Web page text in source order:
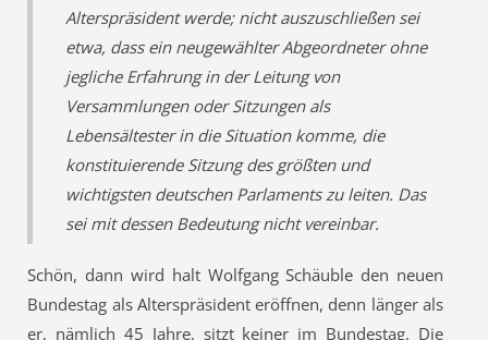
Alterspräsident werde; nicht auszuschließen sei
etwa, dass ein neugewählter Abgeordneter ohne
jegliche Erfahrung in der Leitung von
Versammlungen oder Sitzungen als
Lebensältester in die Situation komme, die
konstituierende Sitzung des größten und
wichtigsten deutschen Parlaments zu leiten. Das
sei mit dessen Bedeutung nicht vereinbar.
Schön, dann wird halt Wolfgang Schäuble den neuen
Bundestag als Alterspräsident eröffnen, denn länger als
er, nämlich 45 Jahre, sitzt keiner im Bundestag. Die